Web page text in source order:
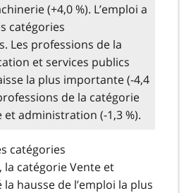
(+4,0 %). L’emploi a
catégories
Les professions de la
et services publics
la plus importante (-4,4
de la catégorie
et administration (-1,3 %).
catégories
la catégorie Vente et
hausse de l’emploi la plus